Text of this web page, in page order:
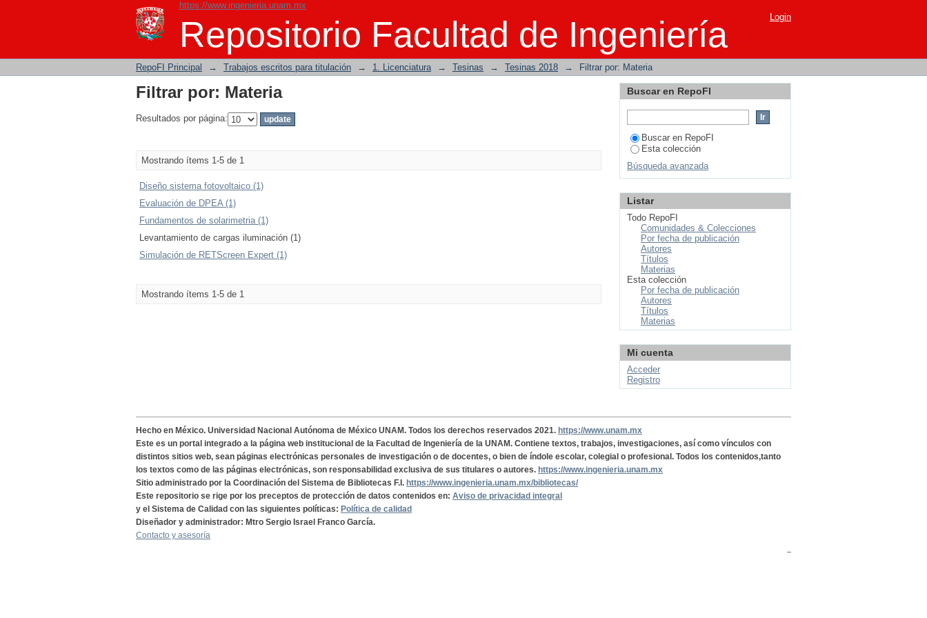
https://www.ingenieria.unam.mx
Repositorio Facultad de Ingeniería
Filtrar por: Materia Login
RepoFI Principal → Trabajos escritos para titulación → 1. Licenciatura → Tesinas → Tesinas 2018 → Filtrar por: Materia
Filtrar por: Materia
Resultados por página:
Mostrando ítems 1-5 de 1
Diseño sistema fotovoltaico (1)
Evaluación de DPEA (1)
Fundamentos de solarimetria (1)
Levantamiento de cargas iluminación (1)
Simulación de RETScreen Expert (1)
Mostrando ítems 1-5 de 1
Buscar en RepoFI
Buscar en RepoFI
Esta colección
Búsqueda avanzada
Listar
Todo RepoFI
Comunidades & Colecciones
Por fecha de publicación
Autores
Títulos
Materias
Esta colección
Por fecha de publicación
Autores
Títulos
Materias
Mi cuenta
Acceder
Registro
Hecho en México. Universidad Nacional Autónoma de México UNAM. Todos los derechos reservados 2021. https://www.unam.mx
Este es un portal integrado a la página web institucional de la Facultad de Ingeniería de la UNAM. Contiene textos, trabajos, investigaciones, así como vínculos con
distintos sitios web, sean páginas electrónicas personales de investigación o de docentes, o bien de índole escolar, colegial o profesional. Todos los contenidos,tanto
los textos como de las páginas electrónicas, son responsabilidad exclusiva de sus titulares o autores. https://www.ingenieria.unam.mx
Sitio administrado por la Coordinación del Sistema de Bibliotecas F.I. https://www.ingenieria.unam.mx/bibliotecas/
Este repositorio se rige por los preceptos de protección de datos contenidos en: Aviso de privacidad integral
y el Sistema de Calidad con las siguientes políticas: Política de calidad
Diseñador y administrador: Mtro Sergio Israel Franco García.
Contacto y asesoría